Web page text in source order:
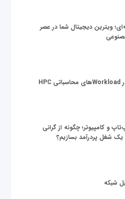
ویترین دیجیتال شما در عصر
و کامپیوتر؛ چگونه از گرانی
یک شغل پردرآمد بسازیم؟
شبکه